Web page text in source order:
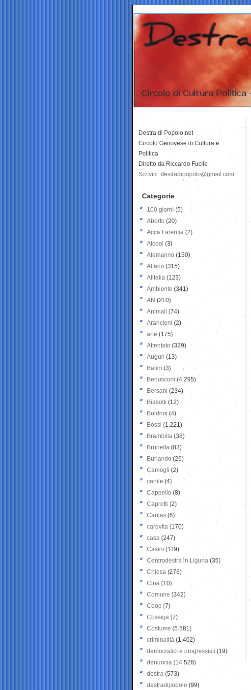
Destra di Popolo.net
Circolo Genovese di Cultura e
Politica
Diretto da Riccardo Fucile
Scrivici: destradipopolo@gmail.com
Categorie
100 giorni (5)
Aborto (20)
Acca Larentia (2)
Alcool (3)
Alemanno (150)
Alfano (315)
Alitalia (123)
Ambiente (341)
AN (210)
Animali (74)
Arancioni (2)
arte (175)
Attentato (329)
Auguri (13)
Batini (3)
Berlusconi (4.295)
Bersani (234)
Biasotti (12)
Boldrini (4)
Bossi (1.221)
Brambilla (38)
Brunetta (83)
Burlando (26)
Camogli (2)
canile (4)
Cappello (8)
Caprotti (2)
Caritas (6)
carovita (170)
casa (247)
Casini (119)
Centrodestra in Liguria (35)
Chiesa (276)
Cina (10)
Comune (342)
Coop (7)
Cossiga (7)
Costume (5.581)
criminalità (1.402)
democratici e progressisti (19)
denuncia (14.528)
destra (573)
destradipopolo (99)